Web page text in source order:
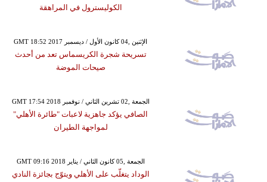
الكوليسترول في المراهقة
GMT 18:52 2017 الإثنين ,04 كانون الأول / ديسمبر
تسريحة شجرة الكريسماس تعد من أحدث
صيحات الموضة
GMT 17:54 2018 الجمعة ,02 تشرين الثاني / نوفمبر
الصافي يؤكد جاهزية لاعبات "طائرة الأهلي"
لمواجهة الطيران
GMT 09:16 2018 الجمعة ,05 كانون الثاني / يناير
الوداد يتغلّب على الأهلي ويتوّج بجائزة النادي